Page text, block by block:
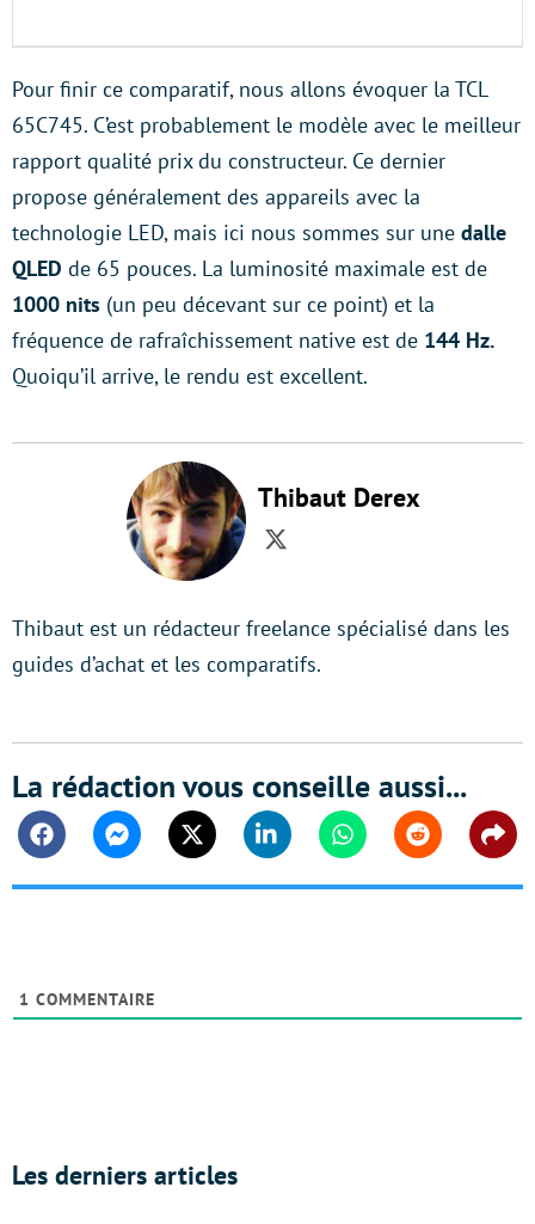
Pour finir ce comparatif, nous allons évoquer la TCL
65C745. C’est probablement le modèle avec le meilleur
rapport qualité prix du constructeur. Ce dernier
propose généralement des appareils avec la
technologie LED, mais ici nous sommes sur une dalle
QLED de 65 pouces. La luminosité maximale est de
1000 nits (un peu décevant sur ce point) et la
fréquence de rafraîchissement native est de 144 Hz.
Quoiqu’il arrive, le rendu est excellent.
Thibaut Derex
Twitter
Thibaut est un rédacteur freelance spécialisé dans les
guides d’achat et les comparatifs.
La rédaction vous conseille aussi...
FacebookMessengerTwitter Linkedin WhatsappReddit
1 COMMENTAIRE
Les derniers articles